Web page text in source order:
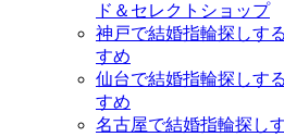
ド＆セレクトショップ
神戸で結婚指輪探しす
すめ
仙台で結婚指輪探しす
すめ
名古屋で結婚指輪探し